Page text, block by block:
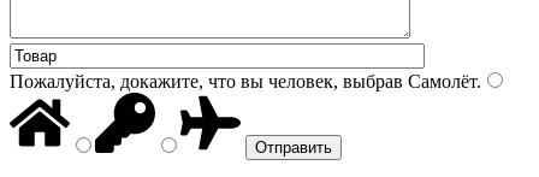
Пожалуйста, докажите, что вы человек, выбрав Самолёт.